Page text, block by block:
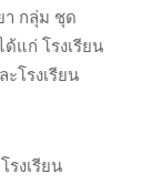
า กลุ่ม ชุด
ด้แก่ โรงเรียน
โรงเรียน
รงเรียน